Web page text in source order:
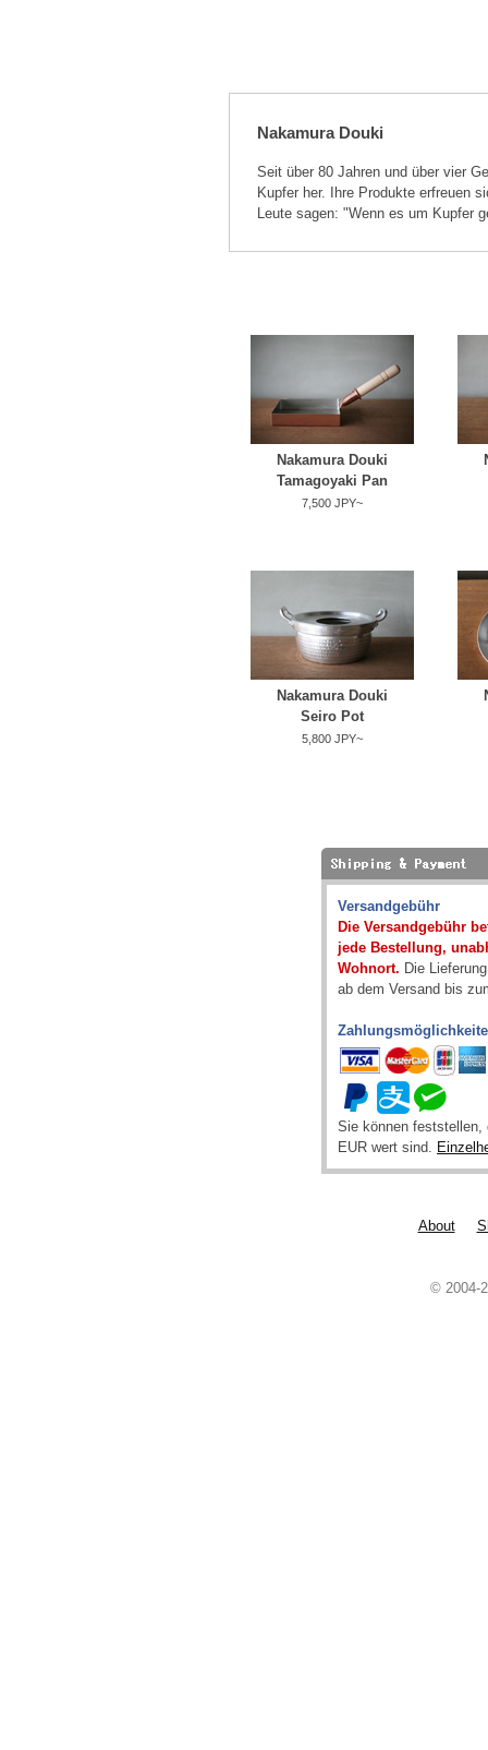
Nakamura Douki
Seit über 80 Jahren und über vier
Kupfer her. Ihre Produkte erfreuen
Leute sagen: "Wenn es um Kupfer
Nakamura Douki
Tamagoyaki Pan
7,500 JPY~
Nakamura Douki
Seiro Pot
5,800 JPY~
Versandgebühr
Die Versandgebühr
jede Bestellung,
Wohnort. Die
ab dem Versand bis
Sie können
EUR wert sind.
About
© 2004-